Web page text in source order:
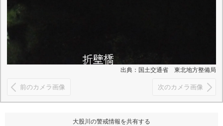
出典：国土交通省 東北地方整備局
前のカメラ画像 次のカメラ画像
大股川の警戒情報を共有する